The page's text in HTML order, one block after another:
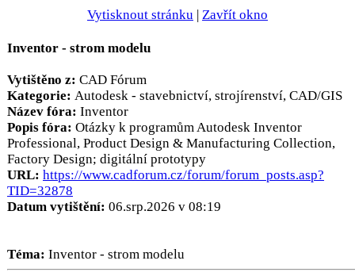
Vytisknout stránku | Zavřít okno
Inventor - strom modelu
Vytištěno z: CAD Fórum
Kategorie: Autodesk - stavebnictví, strojírenství, CAD/GIS
Název fóra: Inventor
Popis fóra: Otázky k programům Autodesk Inventor
Professional, Product Design & Manufacturing Collection,
Factory Design; digitální prototypy
URL: https://www.cadforum.cz/forum/forum_posts.asp?
TID=32878
Datum vytištění: 06.srp.2026 v 08:19
Téma: Inventor - strom modelu